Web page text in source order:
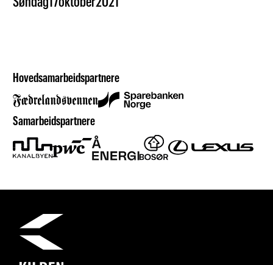
Hovedsamarbeidspartnere
Samarbeidspartnere